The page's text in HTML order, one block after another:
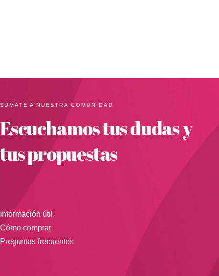
SUMATE A NUESTRA COMUNIDAD
Escuchamos tus dudas y
tus propuestas
Información útil
Cómo comprar
Preguntas frecuentes